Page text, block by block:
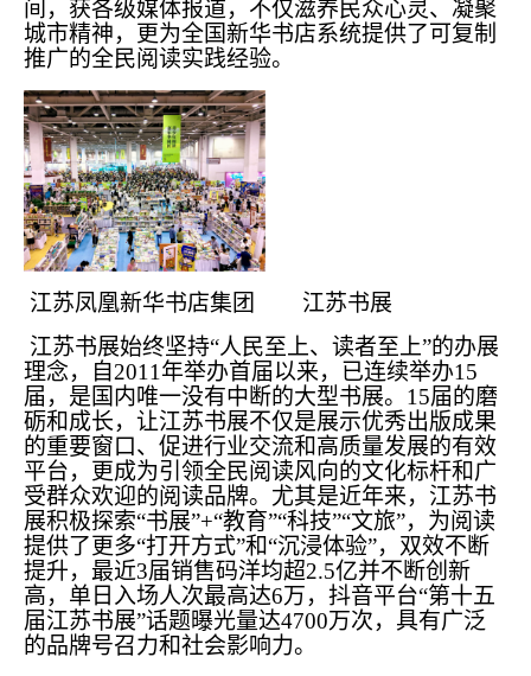
间，获各级媒体报道，不仅滋养民众心灵、凝聚
城市精神，更为全国新华书店系统提供了可复制
推广的全民阅读实践经验。
江苏凤凰新华书店集团 江苏书展
江苏书展始终坚持“人民至上、读者至上”的办展
理念，自2011年举办首届以来，已连续举办15
届，是国内唯一没有中断的大型书展。15届的磨
砺和成长，让江苏书展不仅是展示优秀出版成果
的重要窗口、促进行业交流和高质量发展的有效
平台，更成为引领全民阅读风向的文化标杆和广
受群众欢迎的阅读品牌。尤其是近年来，江苏书
展积极探索“书展”+“教育”“科技”“文旅”，为阅读
提供了更多“打开方式”和“沉浸体验”，双效不断
提升，最近3届销售码洋均超2.5亿并不断创新
高，单日入场人次最高达6万，抖音平台“第十五
届江苏书展”话题曝光量达4700万次，具有广泛
的品牌号召力和社会影响力。